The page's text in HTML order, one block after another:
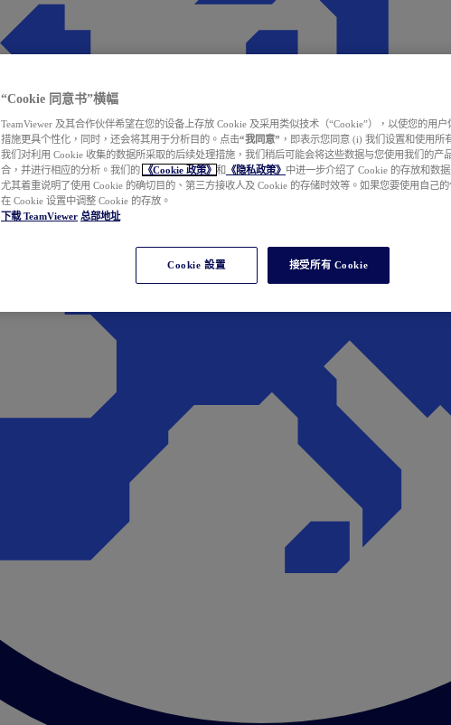
“Cookie 同意书”横幅
TeamViewer 及其合作伙伴希望在您的设备上存放 Cookie 及采用类似技术（“Cookie”），以使您的用
措施更具个性化，同时，还会将其用于分析目的。点击“我同意” ，即表示您同意 (i) 我们设置和使用所
我们对利用 Cookie 收集的数据所采取的后续处理措施，我们稍后可能会将这些数据与您使用我们的产
合，并进行相应的分析。我们的
《Cookie 政策》 和 《隐私政策》 中进一步介绍了 Cookie 的存放和数
尤其着重说明了使用 Cookie 的确切目的、第三方接收人及 Cookie 的存储时效等。如果您要使用自己
在 Cookie 设置中调整 Cookie 的存放。
下载 TeamViewer 总部地址
Cookie 設置 接受所有 Cookie